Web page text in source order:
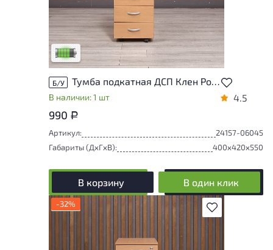
У товара присутствуют незначительные
следы эксплуатации, не влияющие на
удобство его использования
Низкая степень износа
Б/У Тумба подкатная ДСП Клен Россия
В наличии: 1 шт 4.5
990 Р
Артикул:
24157-06045
Габариты (ДxГxВ):
400x420x550
В корзину В один клик
В избранное
-32%